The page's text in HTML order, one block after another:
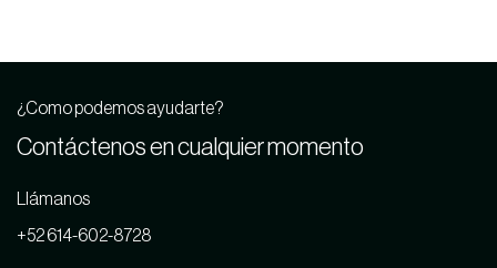
¿Como podemos ayudarte?
Contáctenos en cualquier momento
Llámanos
+52 614-602-8728